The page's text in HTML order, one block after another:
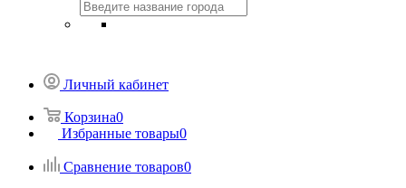
Личный кабинет
Корзина0
Избранные товары0
Сравнение товаров0